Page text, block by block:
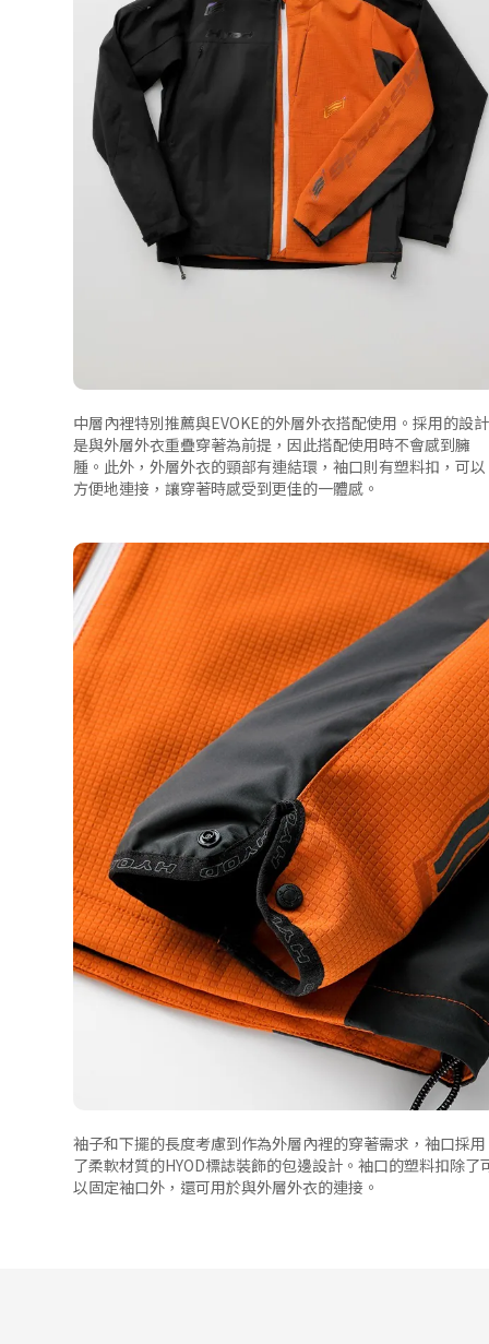
中層內裡特別推薦與EVOKE的外層外衣搭配使用。採用的設計
是與外層外衣重疊穿著為前提，因此搭配使用時不會感到臃
腫。此外，外層外衣的頸部有連結環，袖口則有塑料扣，可以
方便地連接，讓穿著時感受到更佳的一體感。
袖子和下擺的長度考慮到作為外層內裡的穿著需求，袖口採用
了柔軟材質的HYOD標誌裝飾的包邊設計。袖口的塑料扣除了
以固定袖口外，還可用於與外層外衣的連接。